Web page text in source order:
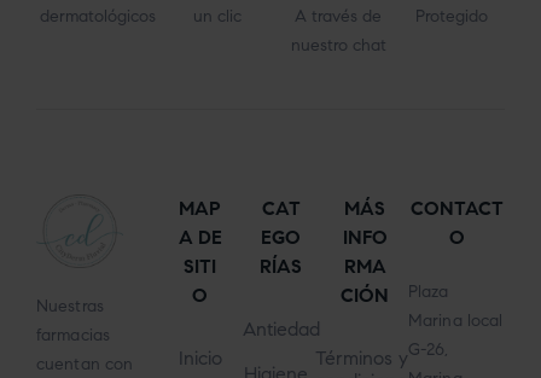
dermatológicos
un clic
A través de
nuestro chat
Protegido
Nuestras
farmacias
cuentan con
MAP
A DE
SITI
O
Inicio
CAT
EGO
RÍAS
Antiedad
MÁS
INFO
RMA
CIÓN
Términos y
CONTACT
O
Plaza
Marina local
G-26,